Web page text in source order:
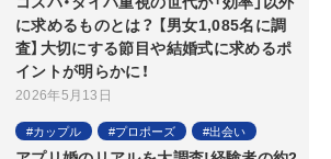
に求めるものとは？ 【男女1,085名に調
査】大切にする節目や結婚式に求めるポ
イントが明らかに！
2026年5月13日
カップル プロポーズ 出会い